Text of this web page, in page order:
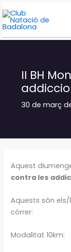
al
contingut
II BH
30 de març
Aquest
contra les
Aquests són
córrer:
Modalitat 10km: